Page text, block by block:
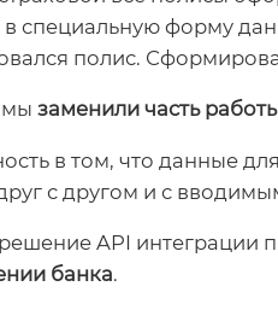
в специальную форму
полис.
мы заменили часть
в том, что данные
с другом и с
решение API интеграции
банка.